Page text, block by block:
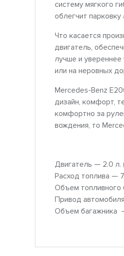
систему мягкого
облегчит
Что касается
двигатель,
лучше и увереннее
или на неровных
Mercedes-Benz
дизайн, комфорт,
комфортно за
вождения, то
Двигатель — 2.0 л.
Расход топлива —
Объем
Привод
Объем багажника